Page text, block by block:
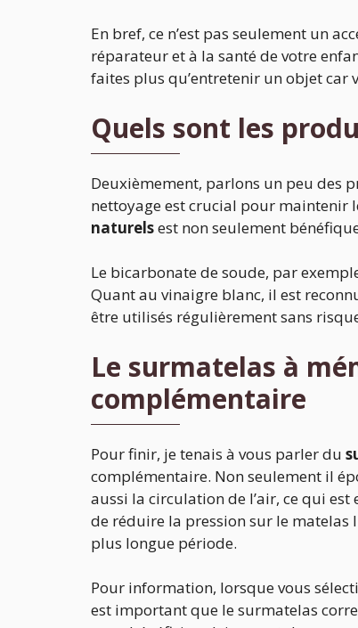
En bref, ce n’est pas seulement un
réparateur et à la santé de votre
faites plus qu’entretenir un objet car
Quels sont les
Deuxièmement, parlons un peu des
nettoyage est crucial pour maintenir
naturelsest non seulement
Le bicarbonate de soude, par
Quant au vinaigre blanc, il est
être utilisés régulièrement sans
Le surmatelas à
complémentaire
Pour finir, je tenais à vous parler du
complémentaire. Non seulement il
aussi la circulation de l’air, ce qui
de réduire la pression sur le
plus longue période.
Pour information, lorsque vous
est important que le surmatelas